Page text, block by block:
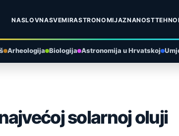
NASLOVNASVEMIRASTRONOMIJAZNANOST
Arheologija Biologija Astronomija u Hrvatskoj
solarnoj oluji